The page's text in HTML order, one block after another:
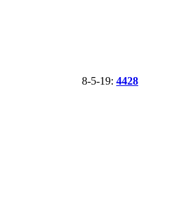
8-5-19: 4428